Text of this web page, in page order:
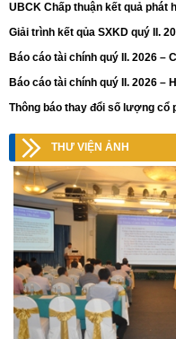
UBCK Chấp thuận kết quả phát
Giải trình kết qủa SXKD quý II.
Báo cáo tài chính quý II. 2026 –
Báo cáo tài chính quý II. 2026 –
Thông báo thay đổi số lượng cổ
THƯ VIỆN ẢNH